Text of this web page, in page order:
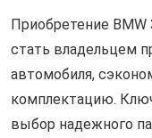
Приобретение
стать владельцем
автомобиля,
комплектацию.
выбор надежного